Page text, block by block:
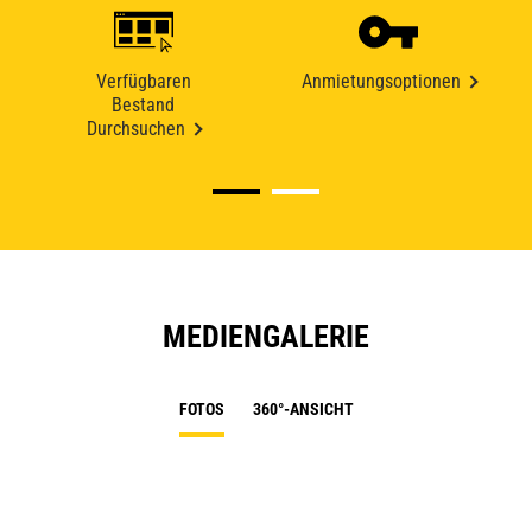
Verfügbaren
Bestand
Durchsuchen
Anmietungsoptionen
MEDIENGALERIE
FOTOS 360°-ANSICHT